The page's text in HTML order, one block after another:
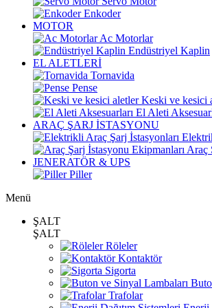
Enkoder
MOTOR
Ac Motorlar
Endüstriyel Kaplin
EL ALETLERİ
Tornavida
Pense
Keski ve kesici
El Aleti
ARAÇ ŞARJ İSTASYONU
Araç
JENERATÖR & UPS
Piller
Menü
ŞALT
ŞALT
Röleler
Kontaktör
Sigorta
Trafolar